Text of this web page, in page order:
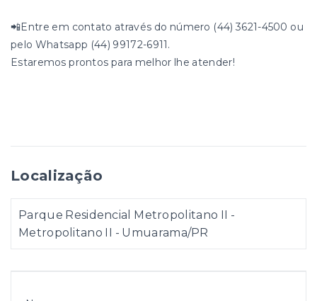
📲Entre em contato através do número (44) 3621-4500 ou
pelo Whatsapp (44) 99172-6911.
Estaremos prontos para melhor lhe atender!
Localização
Parque Residencial Metropolitano II -
Metropolitano II - Umuarama/PR